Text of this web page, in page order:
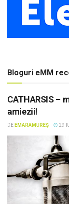
Bloguri eMM
CATHARSIS –
amiezii!
DE EMARAMUREȘ 29